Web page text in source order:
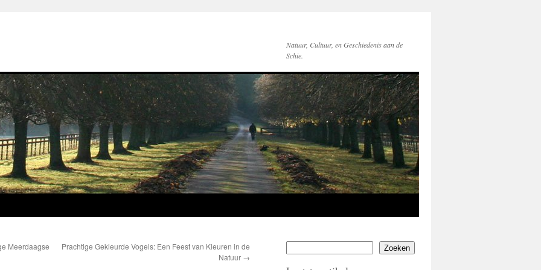
Natuur, Cultuur, en Geschiedenis aan de
Schie.
Meerdaagse
Prachtige Gekleurde Vogels: Een Feest van Kleuren in de
Natuur →
Zoeken